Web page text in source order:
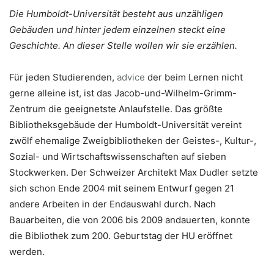
Die Humboldt-Universität besteht aus unzähligen
Gebäuden und hinter jedem einzelnen steckt eine
Geschichte. An dieser Stelle wollen wir sie erzählen.
Für jeden Studierenden, advice der beim Lernen nicht
gerne alleine ist, ist das Jacob-und-Wilhelm-Grimm-
Zentrum die geeignetste Anlaufstelle. Das größte
Bibliotheksgebäude der Humboldt-Universität vereint
zwölf ehemalige Zweigbibliotheken der Geistes-, Kultur-,
Sozial- und Wirtschaftswissenschaften auf sieben
Stockwerken. Der Schweizer Architekt Max Dudler setzte
sich schon Ende 2004 mit seinem Entwurf gegen 21
andere Arbeiten in der Endauswahl durch. Nach
Bauarbeiten, die von 2006 bis 2009 andauerten, konnte
die Bibliothek zum 200. Geburtstag der HU eröffnet
werden.